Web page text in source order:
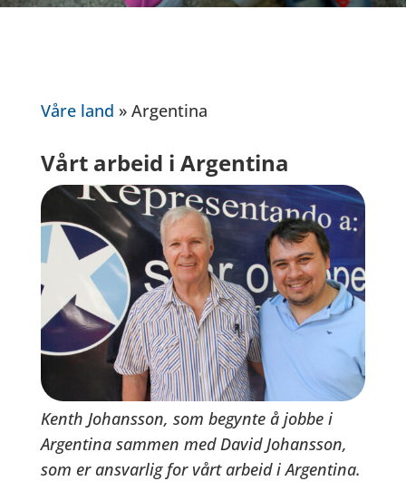
Våre land » Argentina
Vårt arbeid i Argentina
Kenth Johansson, som begynte å jobbe i
Argentina sammen med David Johansson,
som er ansvarlig for vårt arbeid i Argentina.